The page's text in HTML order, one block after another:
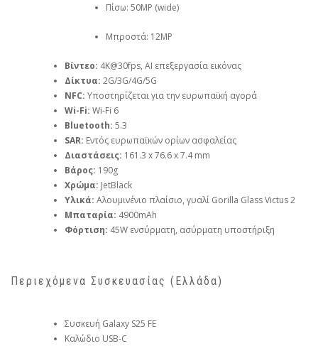
Πίσω: 50MP (wide)
Μπροστά: 12MP
Βίντεο: 4K@30fps, AI επεξεργασία εικόνας
Δίκτυα: 2G/3G/4G/5G
NFC: Υποστηρίζεται για την ευρωπαϊκή αγορά
Wi-Fi: Wi-Fi 6
Bluetooth: 5.3
SAR: Εντός ευρωπαϊκών ορίων ασφαλείας
Διαστάσεις: 161.3 x 76.6 x 7.4 mm
Βάρος: 190g
Χρώμα: JetBlack
Υλικά: Αλουμινένιο πλαίσιο, γυαλί Gorilla Glass Victus 2
Μπαταρία: 4900mAh
Φόρτιση: 45W ενσύρματη, ασύρματη υποστήριξη
Περιεχόμενα Συσκευασίας (Ελλάδα)
Συσκευή Galaxy S25 FE
Καλώδιο USB-C